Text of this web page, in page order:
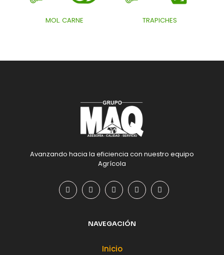
MOL. CARNE TRAPICHES
Avanzando hacia la eficiencia con nuestro equipo
Agrícola
NAVEGACIÓN
Inicio